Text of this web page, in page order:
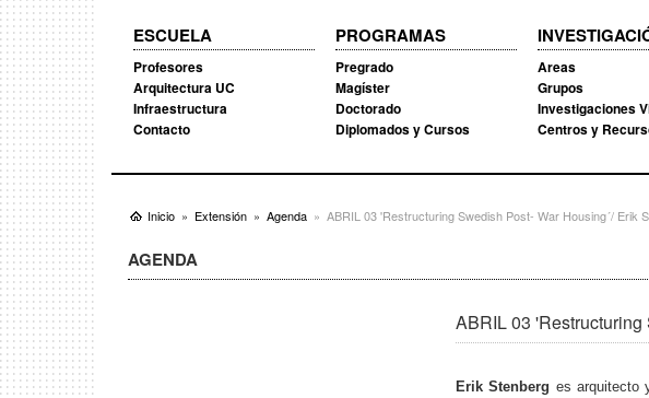
ESCUELA
Profesores
Arquitectura UC
Infraestructura
Contacto
PROGRAMAS
Pregrado
Magíster
Doctorado
Diplomados y Cursos
Areas
Grupos
Investigaciones
Centros y
Inicio Extensión Agenda ABRIL 03 'Restructuring Swedish Post- War Housing´/ Erik
AGENDA
ABRIL 03 'Restructuring
Erik Stenberg es arquitecto